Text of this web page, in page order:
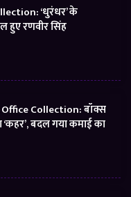
‘धुरंधर’ के
हुए रणवीर सिंह
Collection: बॉक्स
बदल गया कमाई का